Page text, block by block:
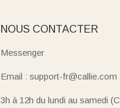
NOUS CONTACTER
Messenger
Email : support-fr@callie.com
3h à 12h du lundi au samedi